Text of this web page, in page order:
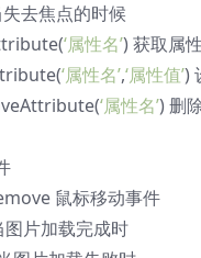
去焦点的时候
‘属性名’) 获取属
‘属性名’,‘属性值’)
‘属性名’) 删
鼠标移动事件
片加载完成时